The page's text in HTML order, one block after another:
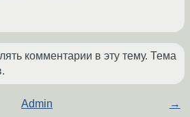
комментарии в эту тему. Тема
Admin →